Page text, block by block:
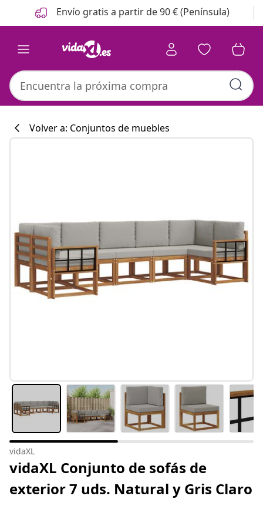
Anterior
Siguiente Envío gratis a partir de 90 € (Península)
#sharemevidaxl
Volver a: Conjuntos de muebles
vidaXL
vidaXL Conjunto de sofás de
exterior 7 uds. Natural y Gris Claro